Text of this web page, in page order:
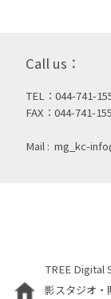
Call us：
TEL：044-741-
FAX：044-741-
Mail : mg_kc-
TREE Digital
影スタジオ